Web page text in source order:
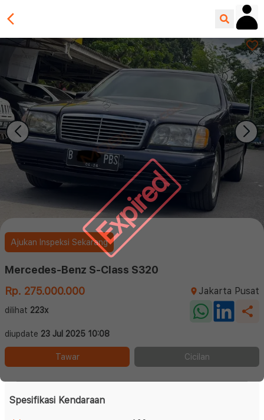
Expired
Ajukan Inspeksi Sekarang
Mercedes-Benz S-Class S320
Rp. 275.000.000
Jakarta Pusat
dilihat 223x
diupdate 23 Jul 2025 10:08
Tawar Cicilan
Spesifikasi Kendaraan